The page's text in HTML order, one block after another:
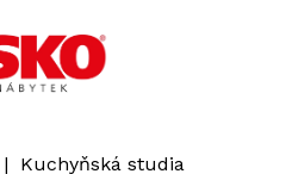
| Kuchyňská studia